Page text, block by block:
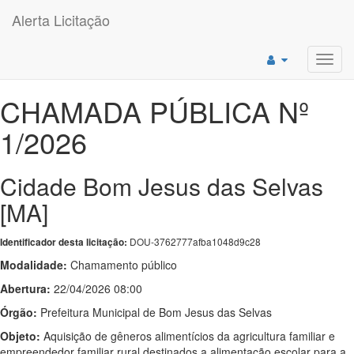
Alerta Licitação
CHAMADA PÚBLICA Nº
1/2026
Cidade Bom Jesus das Selvas
[MA]
Identificador desta licitação: DOU-3762777afba1048d9c28
Modalidade: Chamamento público
Abertura: 22/04/2026 08:00
Órgão: Prefeitura Municipal de Bom Jesus das Selvas
Objeto: Aquisição de gêneros alimentícios da agricultura familiar e